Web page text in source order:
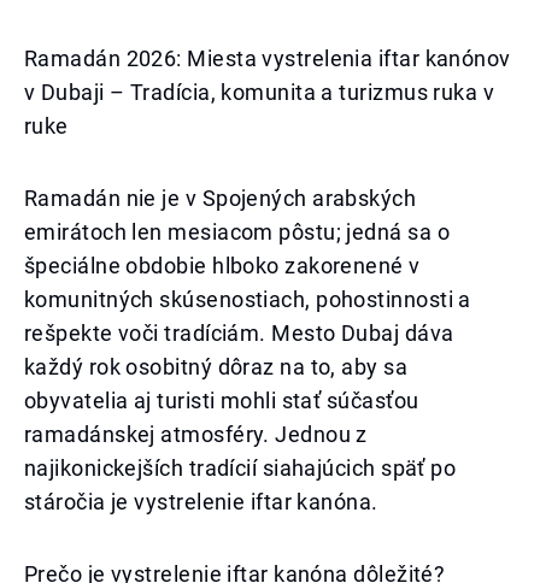
Ramadán 2026: Miesta vystrelenia iftar kanónov
v Dubaji – Tradícia, komunita a turizmus ruka v
ruke
Ramadán nie je v Spojených arabských
emirátoch len mesiacom pôstu; jedná sa o
špeciálne obdobie hlboko zakorenené v
komunitných skúsenostiach, pohostinnosti a
rešpekte voči tradíciám. Mesto Dubaj dáva
každý rok osobitný dôraz na to, aby sa
obyvatelia aj turisti mohli stať súčasťou
ramadánskej atmosféry. Jednou z
najikonickejších tradícií siahajúcich späť po
stáročia je vystrelenie iftar kanóna.
Prečo je vystrelenie iftar kanóna dôležité?